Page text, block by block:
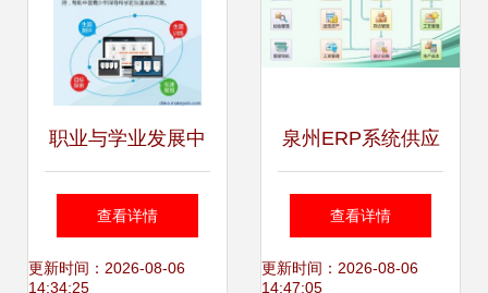
职业与学业发展中
心的数字解决方案
从生涯测评到心理
查看详情
更新时间：2026-08-06
14:34:25
泉州ERP系统供应
与服务指南 聚焦助
飞ERP及专业咨询
查看详情
更新时间：2026-08-06
14:47:05